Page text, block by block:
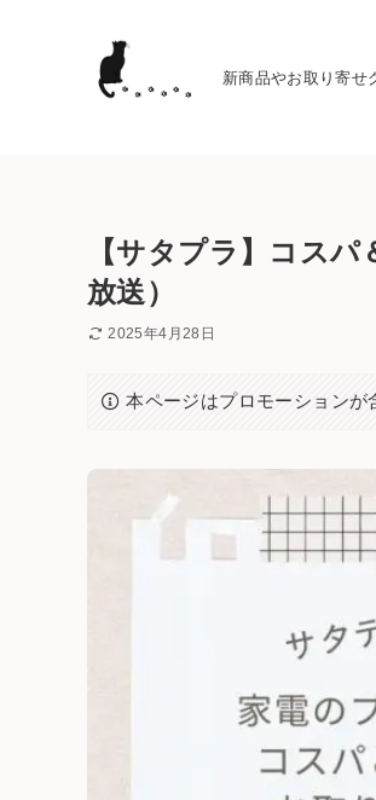
新商品やお取り寄せ
【サタプラ】コス
放送）
2025年4月28日
本ページはプロモーションが